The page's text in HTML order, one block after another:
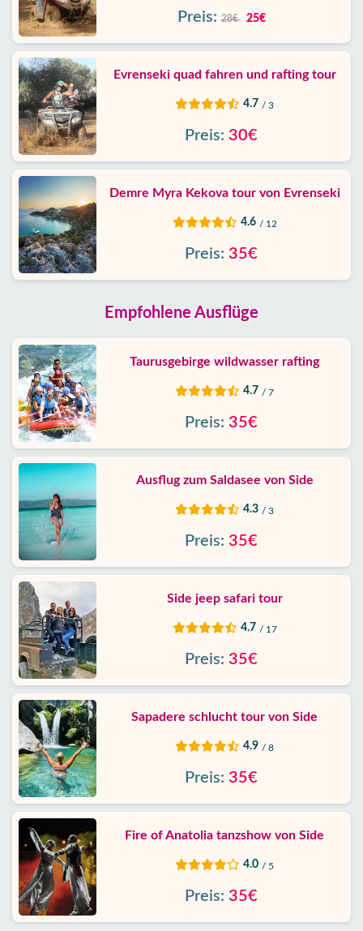
Preis: 28€ 25€
Evrenseki quad fahren und rafting tour
4.7 / 3
Preis: 30€
Demre Myra Kekova tour von Evrenseki
4.6 / 12
Preis: 35€
Empfohlene Ausflüge
Taurusgebirge wildwasser rafting
4.7 / 7
Preis: 35€
Ausflug zum Saldasee von Side
4.3 / 3
Preis: 35€
Side jeep safari tour
4.7 / 17
Preis: 35€
Sapadere schlucht tour von Side
4.9 / 8
Preis: 35€
Fire of Anatolia tanzshow von Side
4.0 / 5
Preis: 35€